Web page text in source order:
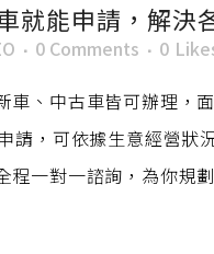
就能申請，解決
0 Comments 0
、中古車皆可辦理，
請，可依據生意經營
一對一諮詢，為你規